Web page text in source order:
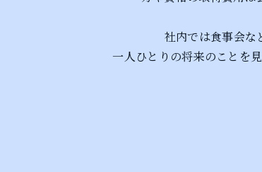
社内では食事会な
一人ひとりの将来のことを